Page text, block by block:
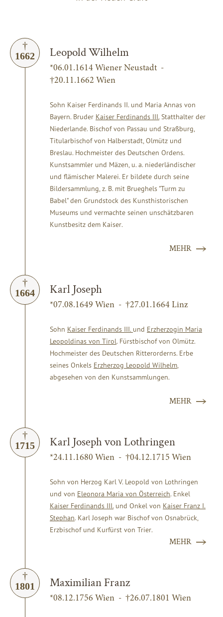
1662 Leopold Wilhelm
*06.01.1614 Wiener Neustadt -
†20.11.1662 Wien
Sohn Kaiser Ferdinands II. und Maria Annas von
Bayern. Bruder Kaiser Ferdinands III. Statthalter der
Niederlande. Bischof von Passau und Straßburg,
Titularbischof von Halberstadt, Olmütz und
Breslau. Hochmeister des Deutschen Ordens.
Kunstsammler und Mäzen, u. a. niederländischer
und flämischer Malerei. Er bildete durch seine
Bildersammlung, z. B. mit Brueghels "Turm zu
Babel" den Grundstock des Kunsthistorischen
Museums und vermachte seinen unschätzbaren
Kunstbesitz dem Kaiser.
MEHR
1664 Karl Joseph
*07.08.1649 Wien - †27.01.1664 Linz
Sohn Kaiser Ferdinands III. und Erzherzogin Maria
Leopoldinas von Tirol. Fürstbischof von Olmütz.
Hochmeister des Deutschen Ritterorderns. Erbe
seines Onkels Erzherzog Leopold Wilhelm
abgesehen von den Kunstsammlungen.
MEHR
1715 Karl Joseph von Lothringen
*24.11.1680 Wien - †04.12.1715 Wien
Sohn von Herzog Karl V. Leopold von Lothringen
und von Eleonora Maria von Österreich. Enkel
Kaiser Ferdinands III. und Onkel von Kaiser Franz I.
Stephan. Karl Joseph war Bischof von Osnabrück,
Erzbischof und Kurfürst von Trier.
MEHR
1801 Maximilian Franz
*08.12.1756 Wien - †26.07.1801 Wien